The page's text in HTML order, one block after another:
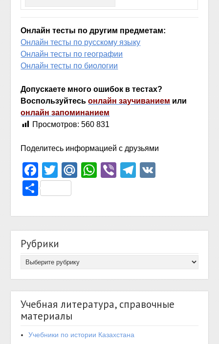
Онлайн тесты по другим предметам:
Онлайн тесты по русскому языку
Онлайн тесты по географии
Онлайн тесты по биологии
Допускаете много ошибок в тестах?
Воспользуйтесьонлайн заучиванием или
онлайн запоминанием
Просмотров: 560 831
Поделитесь информацией с друзьями
Facebook
TwitterMail.Ru
WhatsApp
ViberTelegram
Отправить
Рубрики
Учебная литература, справочные
материалы
Учебники по истории Казахстана